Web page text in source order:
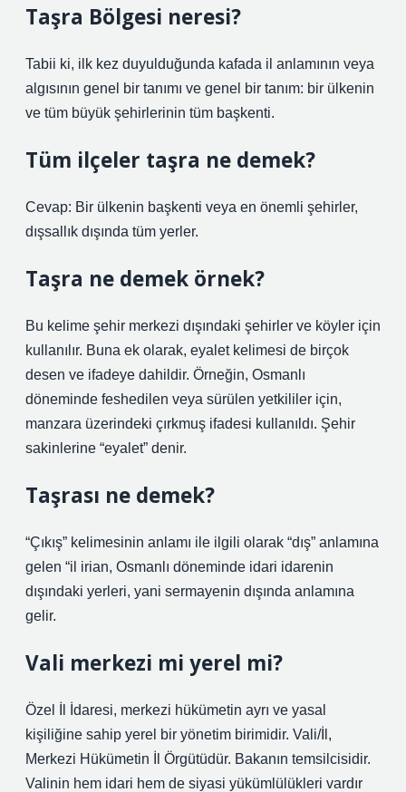
Taşra Bölgesi neresi?
Tabii ki, ilk kez duyulduğunda kafada il anlamının veya
algısının genel bir tanımı ve genel bir tanım: bir ülkenin
ve tüm büyük şehirlerinin tüm başkenti.
Tüm ilçeler taşra ne demek?
Cevap: Bir ülkenin başkenti veya en önemli şehirler,
dışsallık dışında tüm yerler.
Taşra ne demek örnek?
Bu kelime şehir merkezi dışındaki şehirler ve köyler için
kullanılır. Buna ek olarak, eyalet kelimesi de birçok
desen ve ifadeye dahildir. Örneğin, Osmanlı
döneminde feshedilen veya sürülen yetkililer için,
manzara üzerindeki çırkmuş ifadesi kullanıldı. Şehir
sakinlerine “eyalet” denir.
Taşrası ne demek?
“Çıkış” kelimesinin anlamı ile ilgili olarak “dış” anlamına
gelen “il irian, Osmanlı döneminde idari idarenin
dışındaki yerleri, yani sermayenin dışında anlamına
gelir.
Vali merkezi mi yerel mi?
Özel İl İdaresi, merkezi hükümetin ayrı ve yasal
kişiliğine sahip yerel bir yönetim birimidir. Vali/İl,
Merkezi Hükümetin İl Örgütüdür. Bakanın temsilcisidir.
Valinin hem idari hem de siyasi yükümlülükleri vardır